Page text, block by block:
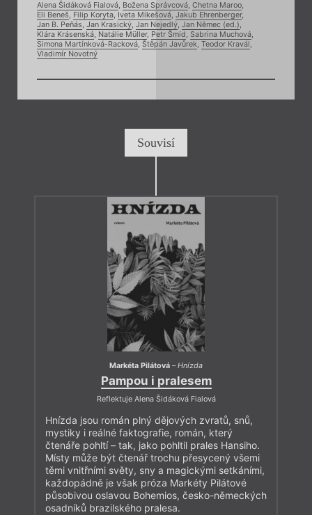
Alena Šidáková Fialová, Božena Správcová, Chetna Maroo,
Eli Beneš, Filip Koryta, Iveta Mikešová, Jakub Ehrenberger,
Jan B. Peňás, Jan Krasický, Jan Nejedlý, Jan Němec (ed.),
Klára Krásenská, Natálie Müller, Petr Šmíd , Sabrina Muchová,
Simona Martínková-Racková, Štěpán Javůrek, Teodor Kravál ,
Vladimír Novotný
Souvisí
Markéta Pilátová –Hnízda
Pampou i pralesem
Reflektuje Alena Šidáková Fialová
Hnízda jsou román plný dějových zvratů, snů,
mystiky i reálné faktografie, román, který
čtenáře pohltí – tak, jako pohltil prales Hansiho.
Místy může být čtenář trochu přesycený všemi
těmi vnitřními světy, sny a magickými setkáními,
každopádně je však próza Markéty Pilátové
působivou oslavou Bohemios, česko-německých
osadníků brazilského pralesa.